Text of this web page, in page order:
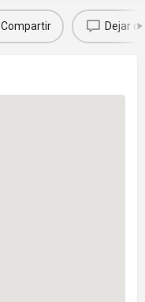
Compartir Dejar